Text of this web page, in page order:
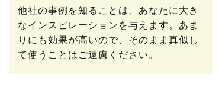
他社の事例を知ることは、あなたに大き
なインスピレーションを与えます。あま
りにも効果が高いので、そのまま真似し
て使うことはご遠慮ください。